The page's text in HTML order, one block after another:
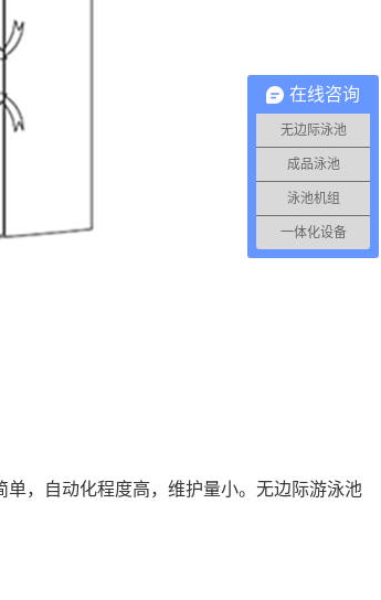
，自动化程度高，维护量小。无边际游泳池
在线咨询
无边际泳池
成品泳池
泳池机组
一体化设备